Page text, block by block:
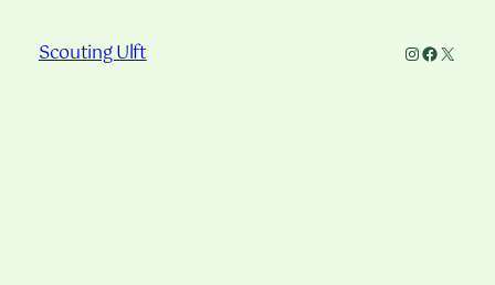
Scouting Ulft Instagram
X